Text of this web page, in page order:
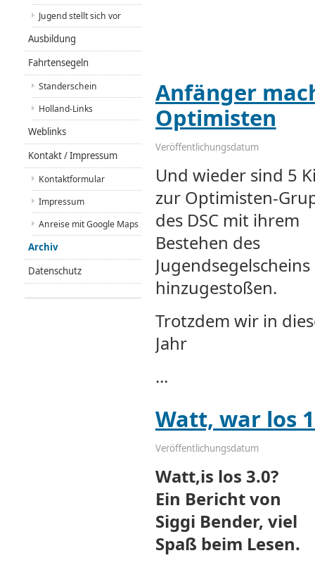
Anfänger
Optimisten
Veröffentlichungsdatum
Und wieder sind 5
zur Optimisten-
des DSC mit ihrem
Bestehen des
Jugendsegelscheins
hinzugestoßen.
Trotzdem wir in
Jahr
...
Watt, war los
Veröffentlichungsdatum
Watt,is los 3.0?
Ein Bericht von
Siggi Bender, viel
Spaß beim Lesen.
Jugend stellt sich vor
Ausbildung
Fahrtensegeln
Standerschein
Holland-Links
Weblinks
Kontakt / Impressum
Kontaktformular
Impressum
Anreise mit Google Maps
Archiv
Datenschutz